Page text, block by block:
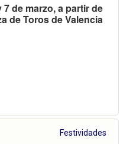
de marzo, a partir de
de Toros de Valencia
Festividades